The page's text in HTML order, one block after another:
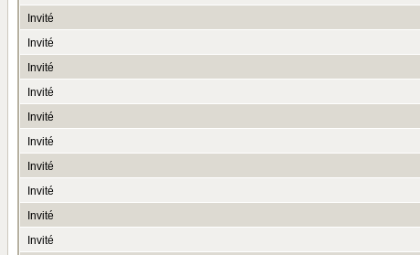
Invité
Invité
Invité
Invité
Invité
Invité
Invité
Invité
Invité
Invité